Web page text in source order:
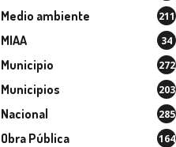
Medio ambiente 211
MIAA 34
Municipio 272
Municipios 203
Nacional 285
Obra Pública 164